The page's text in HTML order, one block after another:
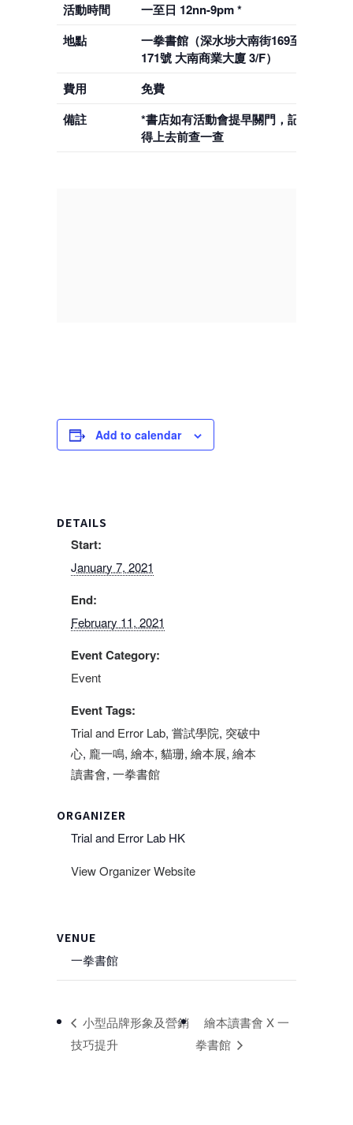
活動時間
一至日 12nn-9pm *
地點
一拳書館（深水埗大南街169至
171號 大南商業大廈 3/F）
費用
免費
備註
*書店如有活動會提早關門，記
得上去前查一查
Add to calendar
DETAILS
Start:
January 7, 2021
End:
February 11, 2021
Event Category:
Event
Event Tags:
Trial and Error Lab, 嘗試學院, 突破中
心, 龐一鳴, 繪本, 貓珊, 繪本展, 繪本
讀書會, 一拳書館
ORGANIZER
Trial and Error Lab HK
View Organizer Website
VENUE
一拳書館
小型品牌形象及營銷
技巧提升
繪本讀書會 X 一
拳書館